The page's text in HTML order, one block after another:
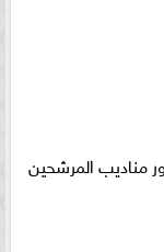
مناديب المرشحين